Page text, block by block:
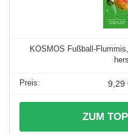
KOSMOS Fußball-
9,29
ZUM